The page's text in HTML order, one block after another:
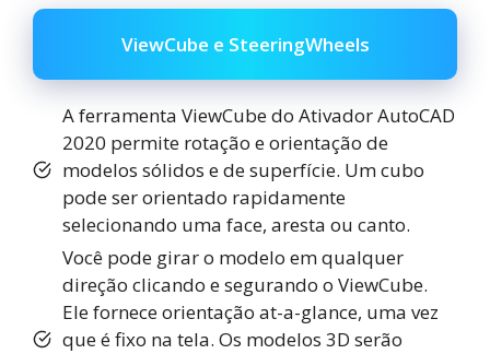
ViewCube e SteeringWheels
A ferramenta ViewCube do Ativador AutoCAD
2020 permite rotação e orientação de
modelos sólidos e de superfície. Um cubo
pode ser orientado rapidamente
selecionando uma face, aresta ou canto.
Você pode girar o modelo em qualquer
direção clicando e segurando o ViewCube.
Ele fornece orientação at-a-glance, uma vez
que é fixo na tela. Os modelos 3D serão